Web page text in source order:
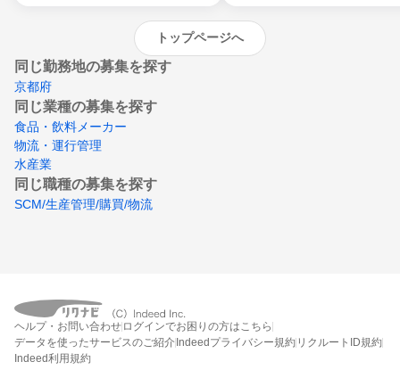
トップページへ
同じ勤務地の募集を探す
京都府
同じ業種の募集を探す
食品・飲料メーカー
物流・運行管理
水産業
同じ職種の募集を探す
SCM/生産管理/購買/物流
ヘルプ・お問い合わせ ログインでお困りの方はこちら
データを使ったサービスのご紹介Indeedプライバシー規約 リクルートID規約
Indeed利用規約